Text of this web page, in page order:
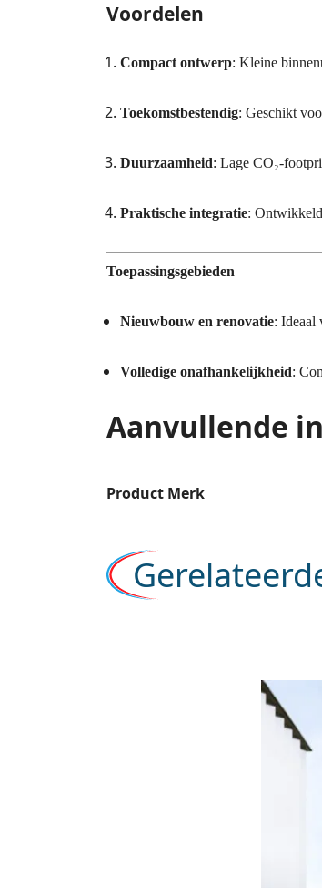
Voordelen
Compact ontwerp: Kleine
Toekomstbestendig: Geschikt
Duurzaamheid: Lage CO₂-
Praktische integratie:
Toepassingsgebieden
Nieuwbouw en renovatie: Ideaal
Volledige onafhankelijkheid:
Aanvullende
Product Merk